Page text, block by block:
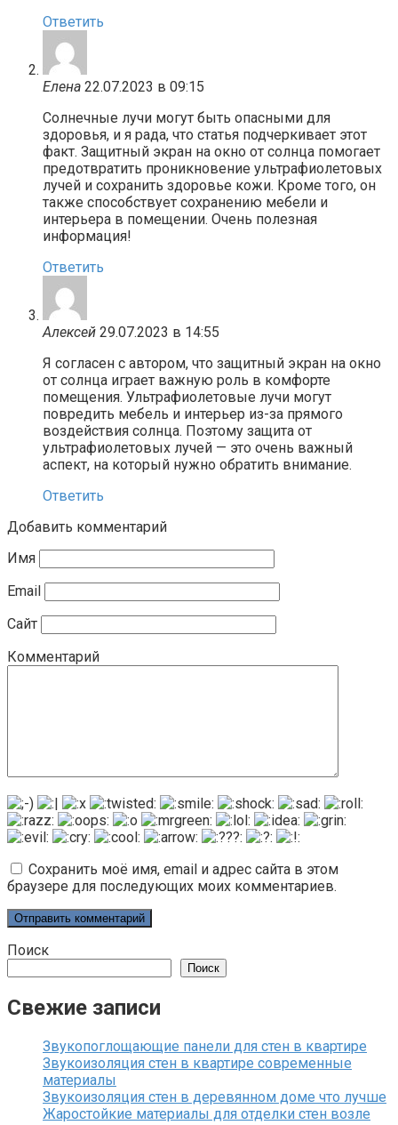
Ответить
Елена 22.07.2023 в 09:15
Солнечные лучи могут быть опасными для
здоровья, и я рада, что статья подчеркивает этот
факт. Защитный экран на окно от солнца помогает
предотвратить проникновение ультрафиолетовых
лучей и сохранить здоровье кожи. Кроме того, он
также способствует сохранению мебели и
интерьера в помещении. Очень полезная
информация!
Ответить
Алексей 29.07.2023 в 14:55
Я согласен с автором, что защитный экран на окно
от солнца играет важную роль в комфорте
помещения. Ультрафиолетовые лучи могут
повредить мебель и интерьер из-за прямого
воздействия солнца. Поэтому защита от
ультрафиолетовых лучей — это очень важный
аспект, на который нужно обратить внимание.
Ответить
Добавить комментарий
Имя
Email
Сайт
Комментарий
Сохранить моё имя, email и адрес сайта в этом
браузере для последующих моих комментариев.
Поиск
Поиск
Свежие записи
Звукопоглощающие панели для стен в квартире
Звукоизоляция стен в квартире современные
материалы
Звукоизоляция стен в деревянном доме что лучше
Жаростойкие материалы для отделки стен возле